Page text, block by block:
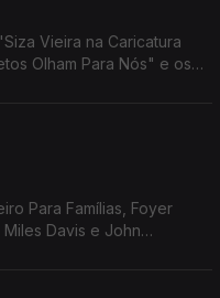
Vieira na Caricatura
Olham Para Nós" e os
Para Famílias, Foyer
Miles Davis e John